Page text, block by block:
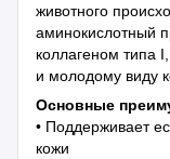
животного
аминокислотный
коллагеном типа
и молодому виду
Основные
• Поддерживает
кожи